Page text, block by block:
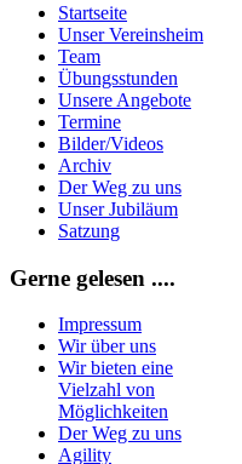
Startseite
Unser Vereinsheim
Team
Übungsstunden
Unsere Angebote
Termine
Bilder/Videos
Archiv
Der Weg zu uns
Unser Jubiläum
Satzung
Gerne gelesen ....
Impressum
Wir über uns
Wir bieten eine
Vielzahl von
Möglichkeiten
Der Weg zu uns
Agility